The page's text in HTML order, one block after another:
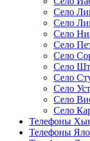
Село
Село
Село
Село
Село
Село
Село
Село
Село
Село
Телефоны
Телефоны